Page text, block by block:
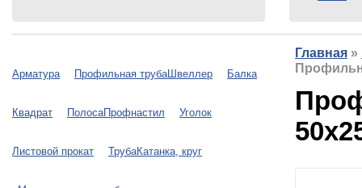
Арматура Профильная трубаШвеллер Балка
Квадрат ПолосаПрофнастил Уголок
Листовой прокат ТрубаКатанка, круг
Главная »